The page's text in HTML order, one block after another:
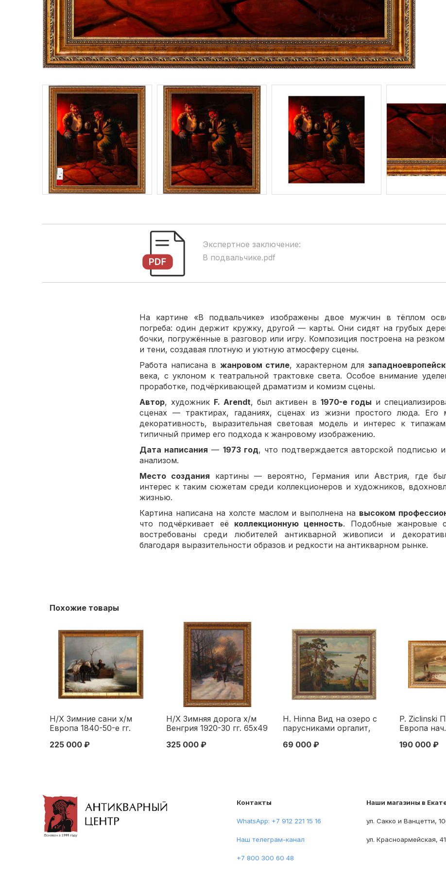
Экспертное заключение:
В подвальчике.pdf
На картине «В подвальчике» изображены двое мужчин в тёплом
погреба: один держит кружку, другой — карты. Они сидят на грубых
бочки, погружённые в разговор или игру. Композиция построена на резком
и тени, создавая плотную и уютную атмосферу сцены.
Работа написана в жанровом стиле, характерном для
века, с уклоном к театральной трактовке света. Особое внимание
проработке, подчёркивающей драматизм и комизм сцены.
Автор, художник F. Arendt, был активен в 1970-е годы и
сценах — трактирах, гаданиях, сценах из жизни простого люда. Его
декоративность, выразительная световая модель и интерес к
типичный пример его подхода к жанровому изображению.
Дата написания — 1973 год, что подтверждается авторской подписью
анализом.
Место создания картины — вероятно, Германия или Австрия, где
интерес к таким сюжетам среди коллекционеров и художников,
жизнью.
Картина написана на холсте маслом и выполнена на высоком
что подчёркивает её коллекционную ценность. Подобные жанровые
востребованы среди любителей антикварной живописи и
благодаря выразительности образов и редкости на антикварном рынке.
Похожие товары
Н/Х Зимние сани х/м
Европа 1840-50-е гг.
Середина XIX века
225 000 ₽
Н/Х Зимняя дорога х/м
Венгрия 1920-30 гг. 65x49
325 000 ₽
Н. Ніnnа Вид на озеро с
парусниками оргалит,
ХХ в. 39,5x49,5 см. XX
69 000 ₽
P. Ziclinski
Европа
начало ХХ
190 000 ₽
Контакты
WhatsApp: +7 912 221 15 16
Наш телеграм-канал
+7 800 300 60 48
Наши магазины в
ул. Сакко и Ванцетти,
ул. Красноармейская, 41